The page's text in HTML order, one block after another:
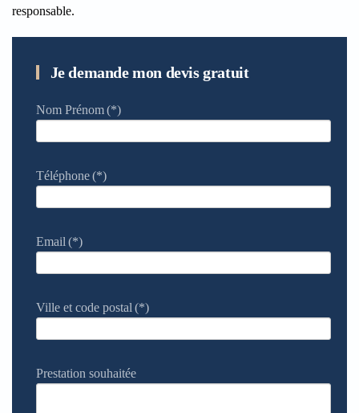
responsable.
Je demande mon devis gratuit
Nom Prénom(*)
Téléphone(*)
Email (*)
Ville et code postal (*)
Prestation souhaitée